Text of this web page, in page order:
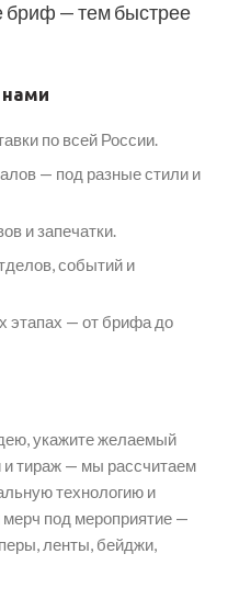
бриф — тем быстрее
по всей России.
— под разные стили и
и запечатки.
событий и
этапах — от брифа до
укажите желаемый
и тираж — мы рассчитаем
технологию и
под мероприятие —
ленты, бейджи,